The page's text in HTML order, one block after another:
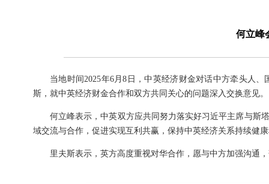
何立峰
当地时间2025年6月8日，中英经济财金对话中方牵头人
斯，就中英经济财金合作和双方共同关心的问题深入交换意见。
何立峰表示，中英双方应共同努力落实好习近平主席与斯
域交流与合作，促进实现互利共赢，保持中英经济关系持续健
里夫斯表示，英方高度重视对华合作，愿与中方加强沟通